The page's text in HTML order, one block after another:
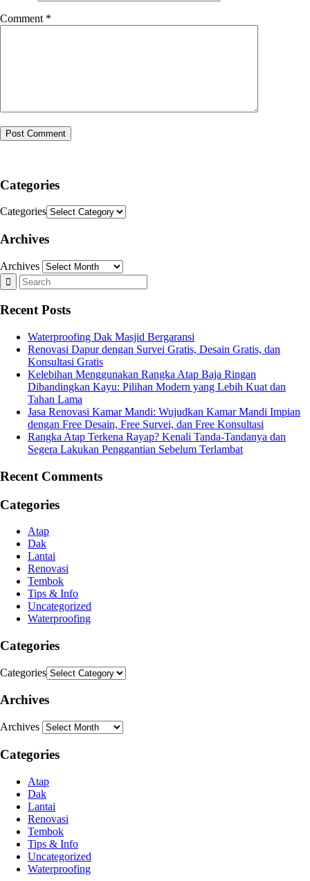
Comment *
Categories
Categories
Archives
Archives
Recent Posts
Waterproofing Dak Masjid Bergaransi
Renovasi Dapur dengan Survei Gratis, Desain Gratis, dan
Konsultasi Gratis
Kelebihan Menggunakan Rangka Atap Baja Ringan
Dibandingkan Kayu: Pilihan Modern yang Lebih Kuat dan
Tahan Lama
Jasa Renovasi Kamar Mandi: Wujudkan Kamar Mandi Impian
dengan Free Desain, Free Survei, dan Free Konsultasi
Rangka Atap Terkena Rayap? Kenali Tanda-Tandanya dan
Segera Lakukan Penggantian Sebelum Terlambat
Recent Comments
Categories
Atap
Dak
Lantai
Renovasi
Tembok
Tips & Info
Uncategorized
Waterproofing
Categories
Categories
Archives
Archives
Categories
Atap
Dak
Lantai
Renovasi
Tembok
Tips & Info
Uncategorized
Waterproofing